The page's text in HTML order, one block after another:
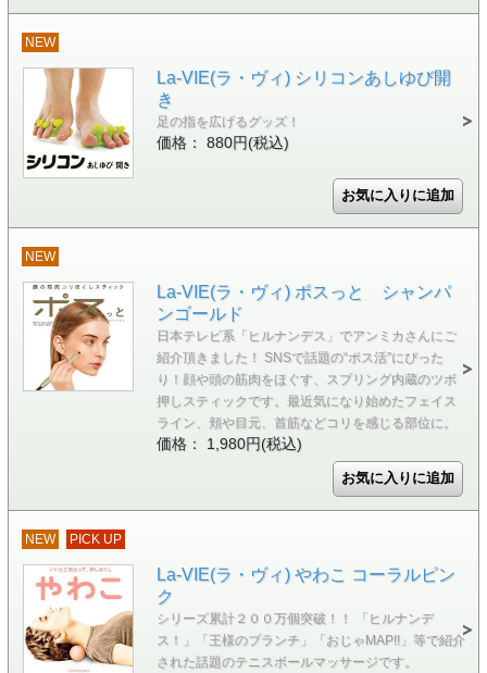
NEW
La-VIE(ラ・ヴィ) シリコンあしゆび開
き
足の指を広げるグッズ！
価格： 880円(税込)
NEW
La-VIE(ラ・ヴィ) ポスっと シャンパ
ンゴールド
日本テレビ系「ヒルナンデス」でアンミカさんにご
紹介頂きました！ SNSで話題の“ポス活”にぴった
り！顔や頭の筋肉をほぐす、スプリング内蔵のツボ
押しスティックです。最近気になり始めたフェイス
ライン、頬や目元、首筋などコリを感じる部位に。
価格： 1,980円(税込)
NEW PICK UP
La-VIE(ラ・ヴィ) やわこ コーラルピン
ク
シリーズ累計２００万個突破！！ 「ヒルナンデ
ス！」「王様のブランチ」「おじゃMAP!!」等で紹介
された話題のテニスボールマッサージです。